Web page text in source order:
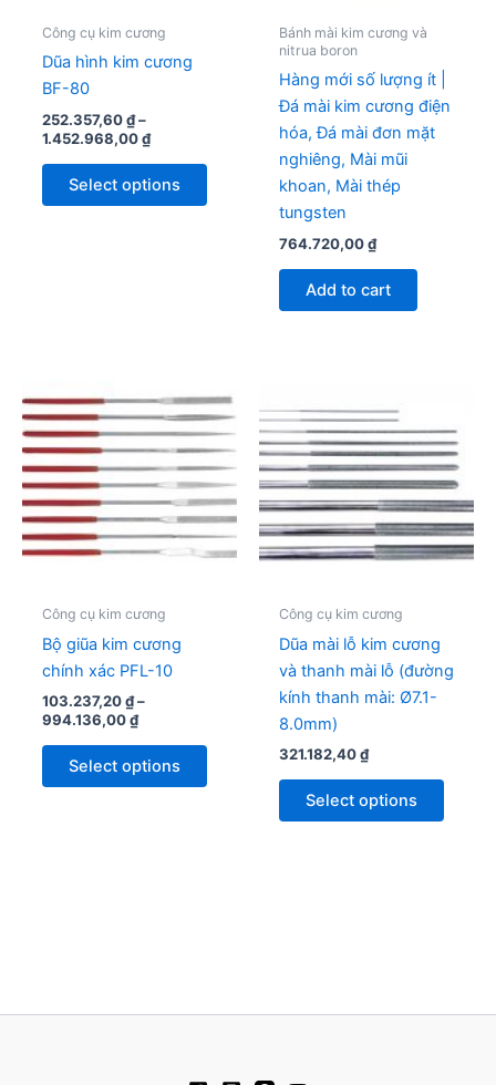
Công cụ kim cương
Dũa hình kim cương
BF-80
252.357,60₫ –
1.452.968,00₫
Select options
Bánh mài kim cương và
nitrua boron
Hàng mới số lượng ít |
Đá mài kim cương điện
hóa, Đá mài đơn mặt
nghiêng, Mài mũi
khoan, Mài thép
tungsten
764.720,00₫
Add to cart
Công cụ kim cương
Bộ giũa kim cương
chính xác PFL-10
103.237,20₫ –
994.136,00₫
range:
103.237,20 ₫
Select options
product
has
multiple
variants.
The
options
Công cụ kim cương
Dũa mài lỗ kim cương
và thanh mài lỗ (đường
kính thanh mài: Ø7.1-
8.0mm)
321.182,40₫
Select options
has
The
the